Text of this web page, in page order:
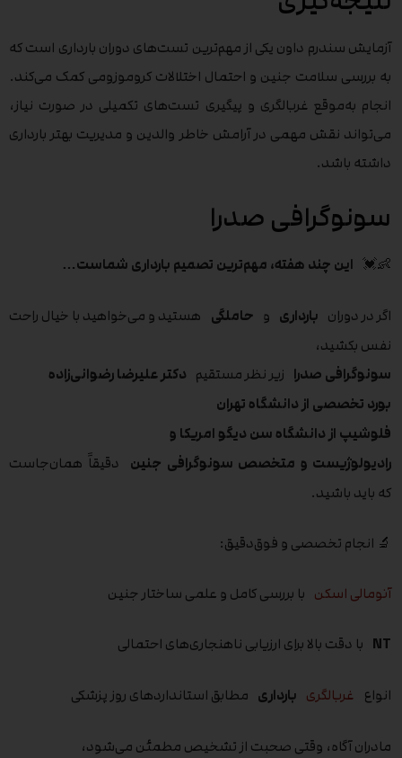
آزمایش سندرم داون یکی از مهم‌ترین تست‌های دوران بارداری است که
به بررسی سلامت جنین و احتمال اختلالات کروموزومی کمک می‌کند.
انجام به‌موقع غربالگری و پیگیری تست‌های تکمیلی در صورت نیاز،
می‌تواند نقش مهمی در آرامش خاطر والدین و مدیریت بهتر بارداری
داشته باشد.
سونوگرافی صدرا
👶💓 این چند هفته، مهم‌ترین تصمیم بارداری شماست…
اگر در دوران بارداری و حاملگی هستید و می‌خواهید با خیال راحت
نفس بکشید،
سونوگرافی صدرا زیر نظر مستقیم دکتر علیرضا رضوانی‌زاده
بورد تخصصی از دانشگاه تهران
فلوشیپ از دانشگاه سن دیگو امریکا و
رادیولوژیست و متخصص سونوگرافی جنین دقیقاً همان‌جاست
که باید باشید.
🔬 انجام تخصصی و فوق‌دقیق:
آنومالی اسکن با بررسی کامل و علمی ساختار جنین
NT با دقت بالا برای ارزیابی ناهنجاری‌های احتمالی
انواع غربالگری بارداری مطابق استانداردهای روز پزشکی
مادران آگاه، وقتی صحبت از تشخیص مطمئن می‌شود،